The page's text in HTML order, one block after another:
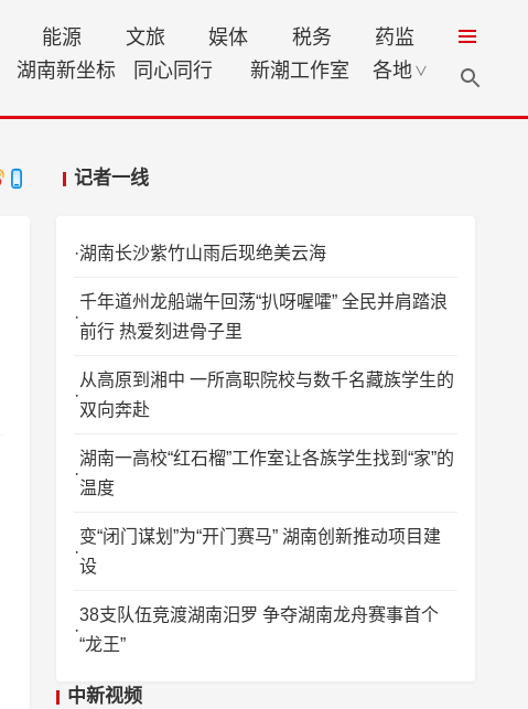
能源 文旅 娱体 税务
药监
湖南新坐标 同心同行 新潮工作室 各地 ∨
记者一线
湖南长沙紫竹山雨后现绝美云海
千年道州龙船端午回荡“扒呀喔嚯” 全民并肩踏浪
前行 热爱刻进骨子里
从高原到湘中 一所高职院校与数千名藏族学生的
双向奔赴
湖南一高校“红石榴”工作室让各族学生找到“家”的
温度
变“闭门谋划”为“开门赛马” 湖南创新推动项目建
设
38支队伍竞渡湖南汨罗 争夺湖南龙舟赛事首个
“龙王”
中新视频